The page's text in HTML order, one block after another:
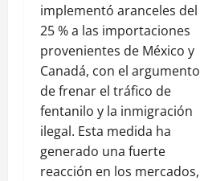
implementó aranceles del
25 % a las importaciones
provenientes de México y
Canadá, con el argumento
de frenar el tráfico de
fentanilo y la inmigración
ilegal. Esta medida ha
generado una fuerte
reacción en los mercados,